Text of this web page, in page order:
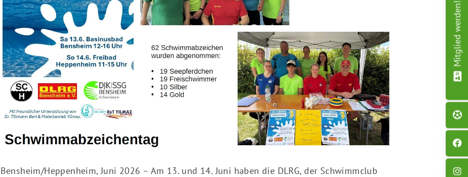
Bensheim/Heppenheim, Juni 2026 – Am 13. und 14. Juni haben die DLRG, der Schwimmclub
Mitglied werden!